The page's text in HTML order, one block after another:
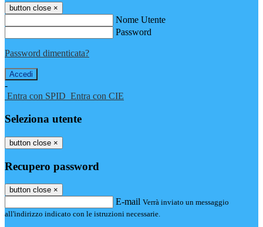
button close ×
Nome Utente
Password
Password dimenticata?
-
Entra con SPID Entra con CIE
Seleziona utente
button close ×
Recupero password
button close ×
E-mail Verrà inviato un messaggio
all'indirizzo indicato con le istruzioni necessarie.